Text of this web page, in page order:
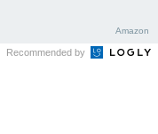
Amazon
Recommended by